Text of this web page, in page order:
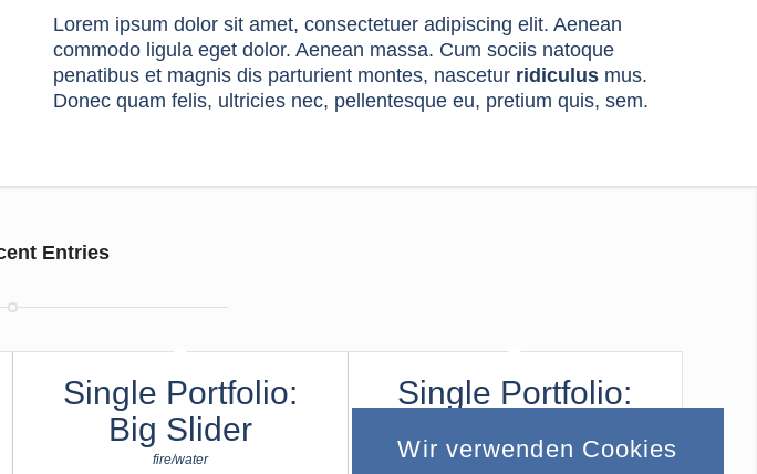
Lorem ipsum dolor sit amet, consectetuer adipiscing elit. Aenean
commodo ligula eget dolor. Aenean massa. Cum sociis natoque
penatibus et magnis dis parturient montes, nascetur ridiculus mus.
Donec quam felis, ultricies nec, pellentesque eu, pretium quis, sem.
Entries
Single Portfolio:
Big Slider
fire/water
Single Portfolio:
Add what you want!
Wir verwenden Cookies